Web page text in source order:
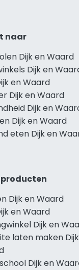
naar
Dijk en Waard
Dijk en
en Waard
Dijk en Waard
Dijk en
Dijk en Waard
eten Dijk en
producten
Dijk en Waard
en Waard
Dijk en
laten maken
Dijk en